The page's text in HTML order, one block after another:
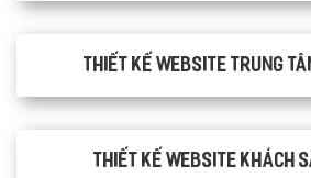
Thiết kế website trung
Thiết kế website khách
Quý khách vui lòng đăng nhập vào
Website:
cung cấp